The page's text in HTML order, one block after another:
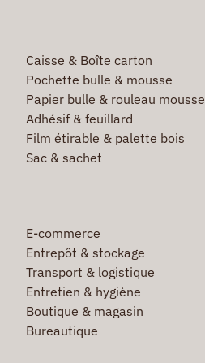
Caisse & Boîte carton
Pochette bulle & mousse
Papier bulle & rouleau mousse
Adhésif & feuillard
Film étirable & palette bois
Sac & sachet
E-commerce
Entrepôt & stockage
Transport & logistique
Entretien & hygiène
Boutique & magasin
Bureautique